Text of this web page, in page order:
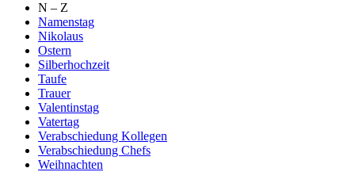
N – Z
Namenstag
Nikolaus
Ostern
Silberhochzeit
Taufe
Trauer
Valentinstag
Vatertag
Verabschiedung Kollegen
Verabschiedung Chefs
Weihnachten